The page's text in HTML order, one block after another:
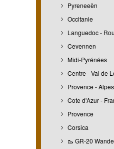
Pyreneeën
Occitanie
Languedoc -
Cevennen
Midi-Pyrénées
Centre - Val de
Provence -
Cote d'Azur -
Provence
Corsica
🥾 GR-20